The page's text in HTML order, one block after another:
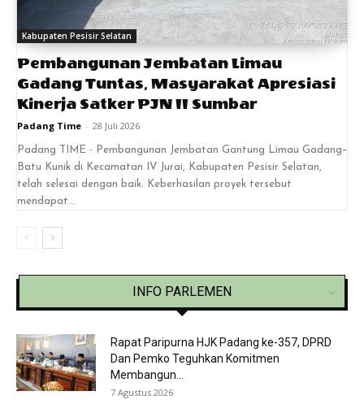
Kabupaten Pesisir Selatan
Pembangunan Jembatan Limau
Gadang Tuntas, Masyarakat Apresiasi
Kinerja Satker PJN II Sumbar
Padang Time - 28 Juli 2026
Padang TIME - Pembangunan Jembatan Gantung Limau Gadang–
Batu Kunik di Kecamatan IV Jurai, Kabupaten Pesisir Selatan,
telah selesai dengan baik. Keberhasilan proyek tersebut
mendapat...
INFO PARLEMEN
Rapat Paripurna HJK Padang ke-357, DPRD
Dan Pemko Teguhkan Komitmen
Membangun...
7 Agustus 2026